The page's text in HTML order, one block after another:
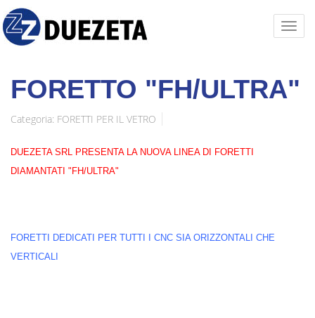
FORETTO "FH/ULTRA"
Categoria: FORETTI PER IL VETRO
DUEZETA SRL PRESENTA LA NUOVA LINEA DI FORETTI
DIAMANTATI "FH/ULTRA"
FORETTI DEDICATI PER TUTTI I CNC SIA ORIZZONTALI CHE
VERTICALI